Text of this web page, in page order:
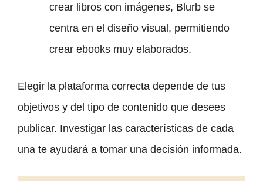
crear libros con imágenes, Blurb se
centra en el diseño visual, permitiendo
crear ebooks muy elaborados.
Elegir la plataforma correcta depende de tus
objetivos y del tipo de contenido que desees
publicar. Investigar las características de cada
una te ayudará a tomar una decisión informada.